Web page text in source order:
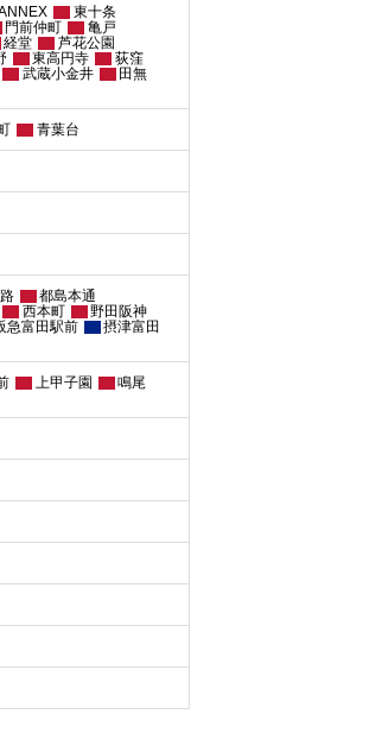
東十条
門前仲町
亀戸
経堂
芦花公園
東高円寺
荻窪
武蔵小金井
田無
青葉台
都島本通
西本町
野田阪神
急富田駅前
摂津富田
上甲子園
鳴尾